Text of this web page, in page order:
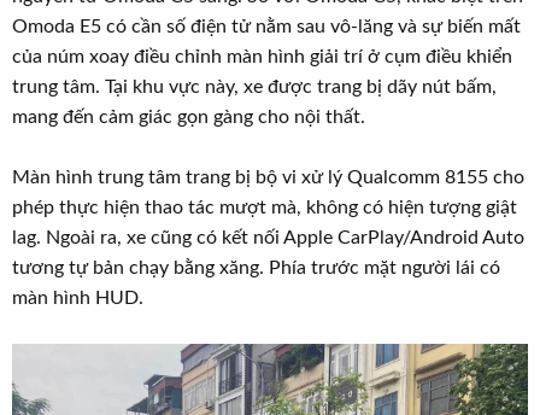
Omoda E5 có cần số điện tử nằm sau vô-lăng và sự biến mất
của núm xoay điều chỉnh màn hình giải trí ở cụm điều khiển
trung tâm. Tại khu vực này, xe được trang bị dãy nút bấm,
mang đến cảm giác gọn gàng cho nội thất.
Màn hình trung tâm trang bị bộ vi xử lý Qualcomm 8155 cho
phép thực hiện thao tác mượt mà, không có hiện tượng giật
lag. Ngoài ra, xe cũng có kết nối Apple CarPlay/Android Auto
tương tự bản chạy bằng xăng. Phía trước mặt người lái có
màn hình HUD.